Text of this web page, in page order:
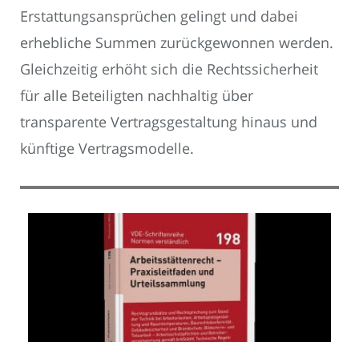
Erstattungsansprüchen gelingt und dabei
erhebliche Summen zurückgewonnen werden.
Gleichzeitig erhöht sich die Rechtssicherheit
für alle Beteiligten nachhaltig über
transparente Vertragsgestaltung hinaus und
künftige Vertragsmodelle.